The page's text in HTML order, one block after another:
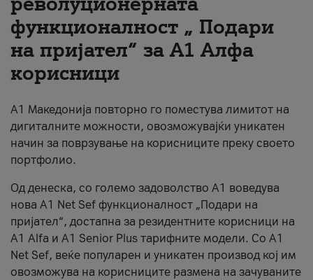
За нас
#ПодобарОнлајн
функционалност „ Подари
на пријател“ за А1 Алфа
корисници
А1 Македонија повторно го поместува лимитот на
дигиталните можности, овозможувајќи уникатен
начин за поврзување на корисниците преку своето
портфолио.
Од денеска, со големо задоволство А1 воведува
нова A1 Net Sef функционалност „Подари на
пријател“, достапна за резидентните корисници на
А1 Alfa и A1 Senior Plus тарифните модели. Со A1
Net Sef, веќе популарен и уникатен производ кој им
овозможува на корисниците размена на зачуваните